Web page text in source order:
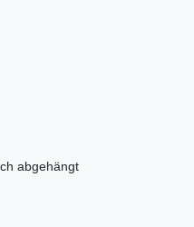
abgehängt